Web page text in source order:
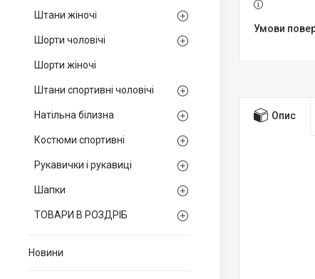
Штани жіночі
Шорти чоловічі
Шорти жіночі
Штани спортивні чоловічі
Натільна білизна
Костюми спортивні
Рукавички і рукавиці
Шапки
ТОВАРИ В РОЗДРІБ
Новини
Опис